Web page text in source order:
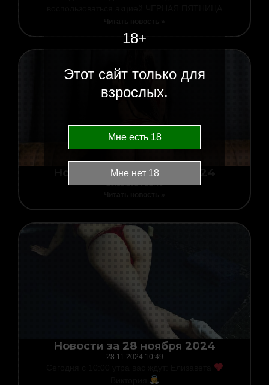
Новости за 28 ноября 2024
28.11.202422:45
Новости за 28 ноября 2024
28.11.2024 10:49
18+
Этот сайт только для
взрослых.